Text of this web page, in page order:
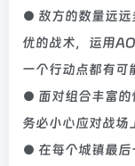
● 敌方的数量远远
优的战术，运用
一个行动点都有可
● 面对组合丰富的
务必小心应对战场
● 在每个城镇最后